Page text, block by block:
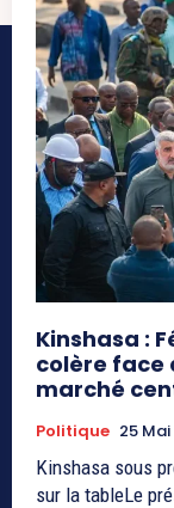
Kinshasa :
colère face
marché
Politique 25
Kinshasa sous
sur la tableLe